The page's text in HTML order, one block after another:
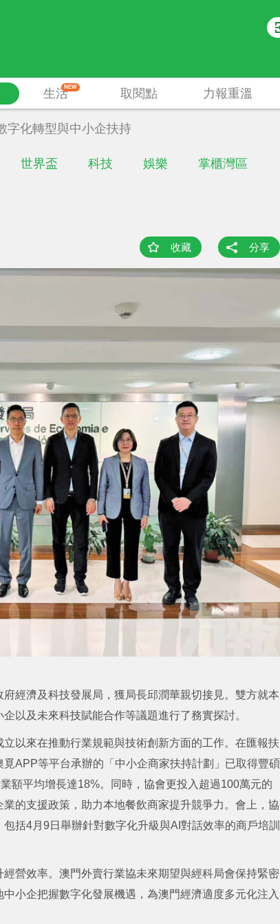
世界盃 科技 娛樂 掌櫃灣區
生活NEW 取閱點 力報重溫
字化轉型與中小企扶持
收藏 分享
經濟及科技發展局，獲局長邱潤華親切接見。雙方就本
以及未來科技賦能合作等議題進行了務實探討。
以來在推動行業規範與技術創新方面的工作。在匯報扶
APP等平台承辦的「中小企商家扶持計劃」已取得豐碩
額平均增長達18%。同時，協會更投入超過100萬元的
的支援政策，助力本地餐飲商家提升競爭力。會上，協
括4月9日舉辦針對數字化升級與AI對話效率的商戶培訓
營效率。澳門外賣行業協未來期望與經科局會保持緊密
小企把握數字化發展機遇，為澳門經濟適度多元化注入